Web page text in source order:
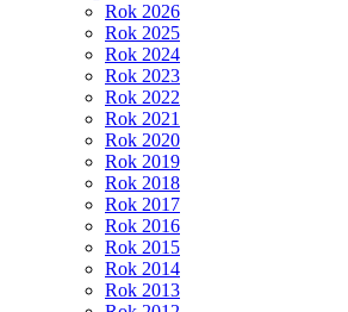
Rok 2026
Rok 2025
Rok 2024
Rok 2023
Rok 2022
Rok 2021
Rok 2020
Rok 2019
Rok 2018
Rok 2017
Rok 2016
Rok 2015
Rok 2014
Rok 2013